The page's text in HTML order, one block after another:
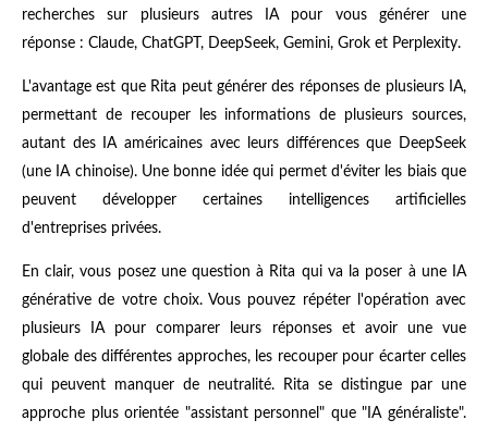
recherches sur plusieurs autres IA pour vous générer une
réponse : Claude, ChatGPT, DeepSeek, Gemini, Grok et Perplexity.
L'avantage est que Rita peut générer des réponses de plusieurs IA,
permettant de recouper les informations de plusieurs sources,
autant des IA américaines avec leurs différences que DeepSeek
(une IA chinoise). Une bonne idée qui permet d'éviter les biais que
peuvent développer certaines intelligences artificielles
d'entreprises privées.
En clair, vous posez une question à Rita qui va la poser à une IA
générative de votre choix. Vous pouvez répéter l'opération avec
plusieurs IA pour comparer leurs réponses et avoir une vue
globale des différentes approches, les recouper pour écarter celles
qui peuvent manquer de neutralité. Rita se distingue par une
approche plus orientée "assistant personnel" que "IA généraliste".